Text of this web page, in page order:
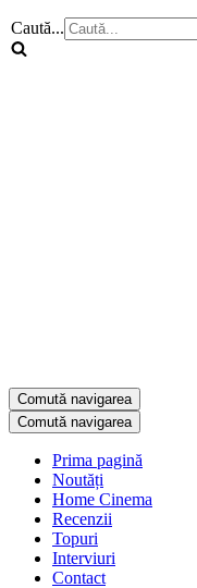
Caută...
Comută navigarea
Comută navigarea
Prima pagină
Noutăți
Home Cinema
Recenzii
Topuri
Interviuri
Contact